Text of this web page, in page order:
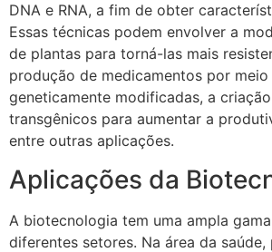
DNA e RNA, a fim de obter
Essas técnicas podem envolver a
de plantas para torná-las mais
produção de medicamentos por meio
geneticamente modificadas, a
transgênicos para aumentar a
entre outras aplicações.
Aplicações da
A biotecnologia tem uma ampla
diferentes setores. Na área da saúde,